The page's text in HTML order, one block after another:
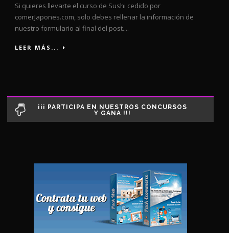
Si quieres llevarte el curso de Sushi cedido por
comerJapones.com, solo debes rellenar la información de
nuestro formulario al final del post....
LEER MÁS...
¡¡¡ PARTICIPA EN NUESTROS CONCURSOS
Y GANA !!!